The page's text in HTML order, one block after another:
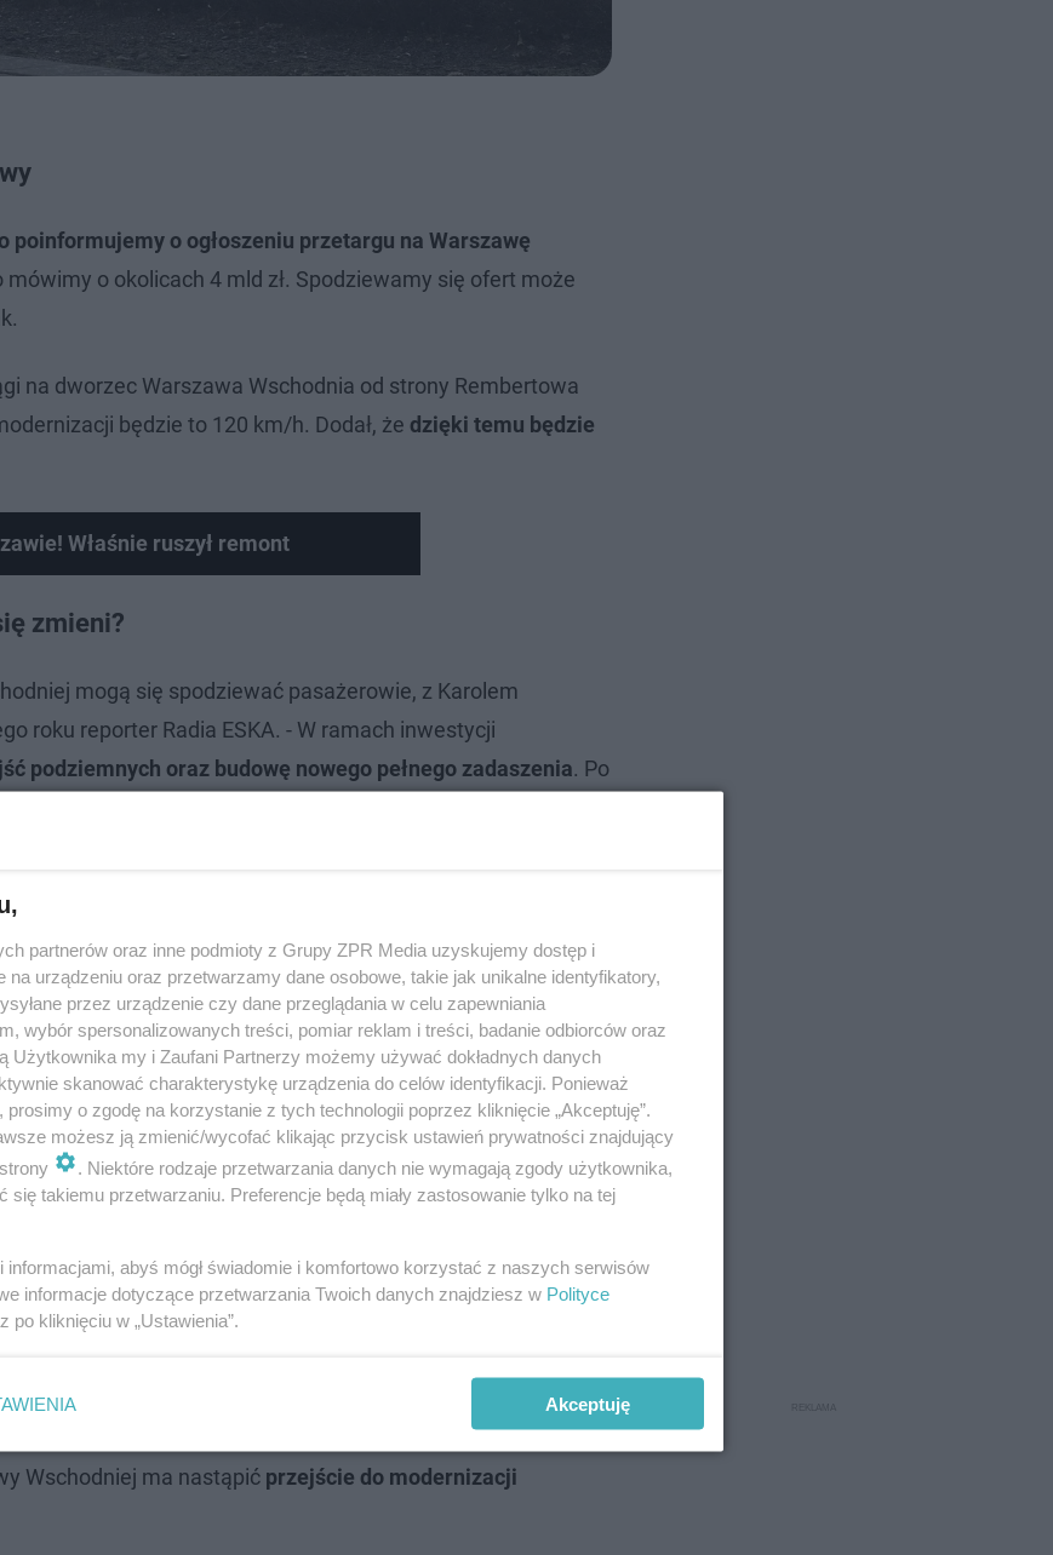
o ogłoszeniu przetargu na Warszawę
o okolicach 4 mld zł. Spodziewamy się ofert może
na dworzec Warszawa Wschodnia od strony Rembertowa
będzie to 120 km/h. Dodał, że dzięki temu będzie
Właśnie ruszył remont
zmieni?
mogą się spodziewać pasażerowie, z Karolem
roku reporter Radia ESKA. - W ramach inwestycji
podziemnych oraz budowę nowego pełnego zadaszenia. Po
obsługi podróżnych o ograniczonych możliwościach
Informacje o odjazdach i przyjazdach pociągów będą z kolei
peronów wielkim dachem, który miejscami będzie
pieszych pod peronami.
ma odbywać się płynniej.
Wschodniej ma nastąpić przejście do modernizacji
partnerów oraz inne podmioty z Grupy ZPR Media uzyskujemy dostęp i
na urządzeniu oraz przetwarzamy dane osobowe, takie jak unikalne identyfikatory,
przez urządzenie czy dane przeglądania w celu zapewniania
wybór spersonalizowanych treści, pomiar reklam i treści, badanie odbiorców oraz
Użytkownika my i Zaufani Partnerzy możemy używać dokładnych danych
skanować charakterystykę urządzenia do celów identyfikacji. Ponieważ
o zgodę na korzystanie z tych technologii poprzez kliknięcie „Akceptuję”.
możesz ją zmienić/wycofać klikając przycisk ustawień prywatności znajdujący
. Niektóre rodzaje przetwarzania danych nie wymagają zgody użytkownika,
się takiemu przetwarzaniu. Preferencje będą miały zastosowanie tylko na tej
informacjami, abyś mógł świadomie i komfortowo korzystać z naszych serwisów
informacje dotyczące przetwarzania Twoich danych znajdziesz w Polityce
po kliknięciu w „Ustawienia”.
Akceptuję